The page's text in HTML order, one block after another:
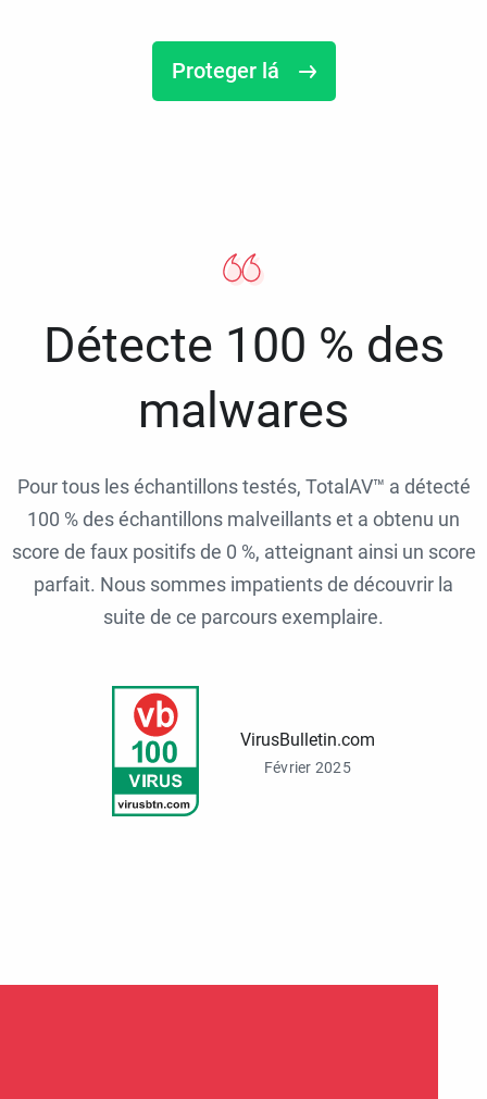
Proteger lá
Détecte 100 % des
malwares
Pour tous les échantillons testés, TotalAV™ a détecté
100 % des échantillons malveillants et a obtenu un
score de faux positifs de 0 %, atteignant ainsi un score
parfait. Nous sommes impatients de découvrir la
suite de ce parcours exemplaire.
VirusBulletin.com
Février 2025